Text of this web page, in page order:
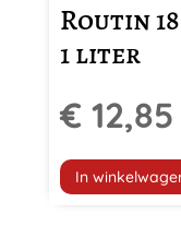
Routin
1 liter
€ 12,85
In